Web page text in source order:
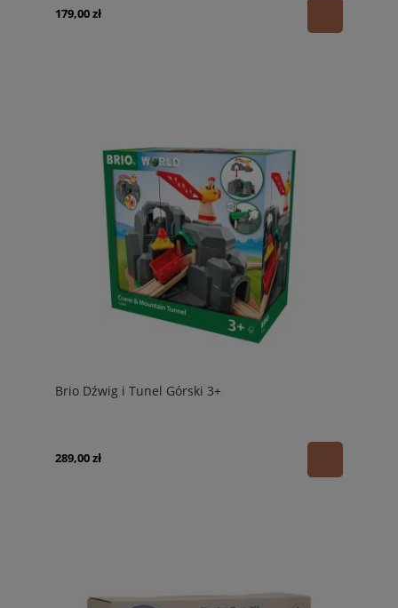
179,00 zł
Brio Dźwig i Tunel Górski 3+
289,00 zł